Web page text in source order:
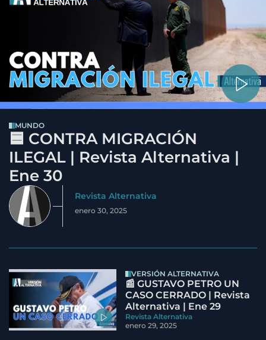
MUNDO
🟦 CONTRA MIGRACIÓN
ILEGAL | Revista Alternativa |
Ene 30
Revista Alternativa
enero 30, 2025
VERSIÓN ALTERNATIVA
📰 GUSTAVO PETRO UN
CASO CERRADO | Revista
Alternativa | Ene 29
Revista Alternativa
enero 29, 2025